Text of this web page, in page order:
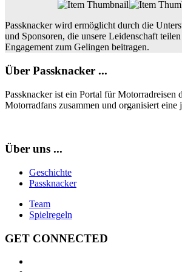
Passknacker wird ermöglicht durch die
und Sponsoren, die unsere Leidenschaft
Engagement zum Gelingen beitragen.
Über Passknacker ...
Passknacker ist ein Portal für Motorradreisen
Motorradfans zusammen und organisiert eine
Über uns ...
Geschichte
Passknacker
Team
Spielregeln
GET CONNECTED